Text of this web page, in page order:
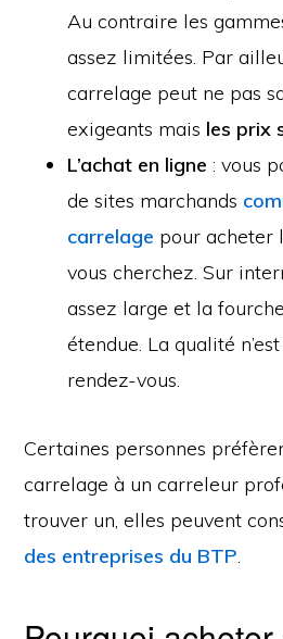
Au contraire les
assez limitées. Par
carrelage peut ne pas
exigeants mais les prix
L’achat en ligne : vous
de sites marchands
carrelage pour acheter
vous cherchez. Sur
assez large et la
étendue. La qualité
rendez-vous.
Certaines personnes
carrelage à un carreleur
trouver un, elles peuvent
des entreprises du BTP.